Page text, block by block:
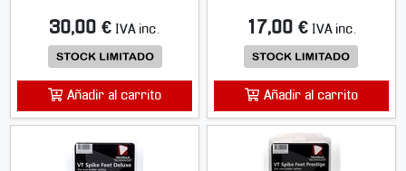
30,00 € IVA inc.
Añadir al carrito
17,00 € IVA inc.
Añadir al carrito